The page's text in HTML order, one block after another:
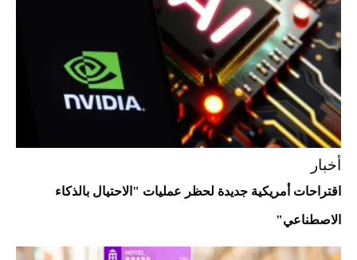
أغلى 10 عطور في العالم للرجال تمنحك فخامة
استثنائية
"بوجاتي ميسترال" الاستثنائية للبيع في
مزاد مونتيري
2026-07-23
أخبار
اقتراحات أمريكية جديدة لحظر عمليات "الاحتيال بالذكاء
الاصطناعي"